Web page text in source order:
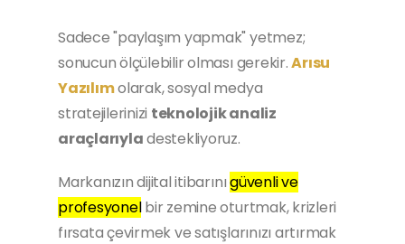
Sadece "paylaşım yapmak" yetmez;
sonucun ölçülebilir olması gerekir.Arısu
Yazılımolarak, sosyal medya
stratejilerinizi teknolojik analiz
araçlarıyladestekliyoruz.
Markanızın dijital itibarınıgüvenli ve
profesyonelbir zemine oturtmak, krizleri
fırsata çevirmek ve satışlarınızı artırmak